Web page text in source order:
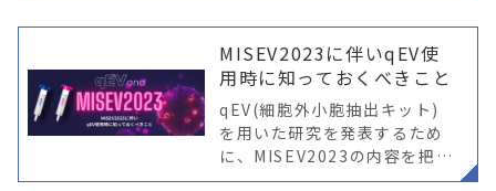
用いた高スループットなEV分
離を実現します。 コンパクト
MISEV2023に伴いqEV使
用時に知っておくべきこと
qEV(細胞外小胞抽出キット)
を用いた研究を発表するため
に、MISEV2023の内容を把握
する必要があります